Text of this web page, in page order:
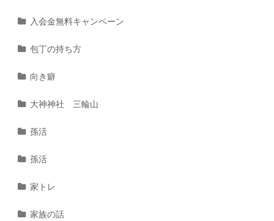
入会金無料キャンペーン
包丁の持ち方
向き癖
大神神社 三輪山
孫活
孫活
家トレ
家族の話